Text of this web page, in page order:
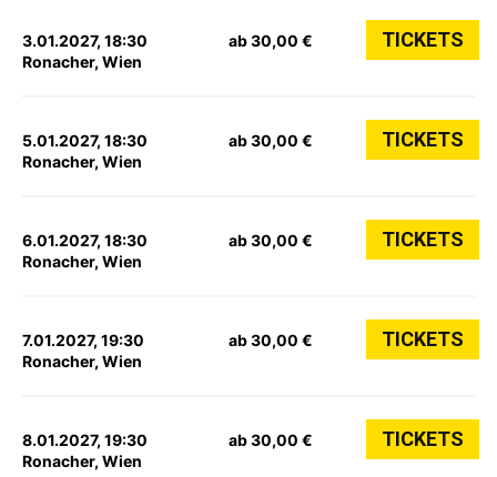
3.01.2027, 18:30
Ronacher, Wien
ab 30,00 € TICKETS
5.01.2027, 18:30
Ronacher, Wien
ab 30,00 € TICKETS
6.01.2027, 18:30
Ronacher, Wien
ab 30,00 € TICKETS
7.01.2027, 19:30
Ronacher, Wien
ab 30,00 € TICKETS
8.01.2027, 19:30
Ronacher, Wien
ab 30,00 € TICKETS